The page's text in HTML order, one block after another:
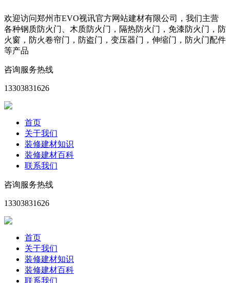
欢迎访问郑州市EVO视讯官方网站建材有限公司，我们主营
各种钢质防火门、木质防火门，隔热防火门，免漆防火门，防
火窗，防火卷帘门，防盗门，变压器门，伸缩门，防火门配件
等产品
咨询服务热线
13303831626
首页
关于我们
装修建材知识
装修建材百科
联系我们
咨询服务热线
13303831626
首页
关于我们
装修建材知识
装修建材百科
联系我们